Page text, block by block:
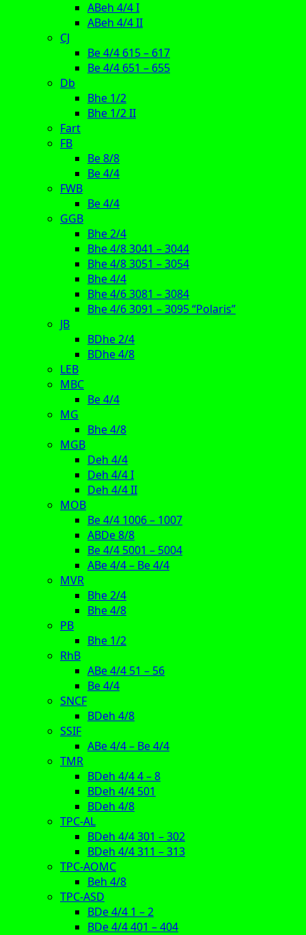
ABeh 4/4 I
ABeh 4/4 II
CJ
Be 4/4 615 – 617
Be 4/4 651 – 655
Db
Bhe 1/2
Bhe 1/2 II
Fart
FB
Be 8/8
Be 4/4
FWB
Be 4/4
GGB
Bhe 2/4
Bhe 4/8 3041 – 3044
Bhe 4/8 3051 – 3054
Bhe 4/4
Bhe 4/6 3081 – 3084
Bhe 4/6 3091 – 3095 “Polaris”
JB
BDhe 2/4
BDhe 4/8
LEB
MBC
Be 4/4
MG
Bhe 4/8
MGB
Deh 4/4
Deh 4/4 I
Deh 4/4 II
MOB
Be 4/4 1006 – 1007
ABDe 8/8
Be 4/4 5001 – 5004
ABe 4/4 – Be 4/4
MVR
Bhe 2/4
Bhe 4/8
PB
Bhe 1/2
RhB
ABe 4/4 51 – 56
Be 4/4
SNCF
BDeh 4/8
SSIF
ABe 4/4 – Be 4/4
TMR
BDeh 4/4 4 – 8
BDeh 4/4 501
BDeh 4/8
TPC-AL
BDeh 4/4 301 – 302
BDeh 4/4 311 – 313
TPC-AOMC
Beh 4/8
TPC-ASD
BDe 4/4 1 – 2
BDe 4/4 401 – 404